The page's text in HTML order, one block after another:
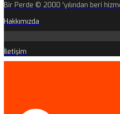
Bir Perde © 2000 'yılından beri
Hakkımızda
İletişim